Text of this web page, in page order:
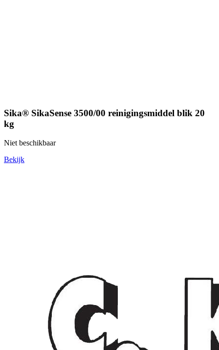
Sika® SikaSense 3500/00 reinigingsmiddel blik 20
kg
Niet beschikbaar
Bekijk